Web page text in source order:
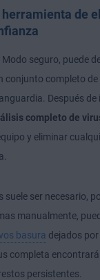
herramienta de
Modo seguro, puede
conjunto completo
Después
completo de
y eliminar
suele ser necesario,
manualmente,
basura dejados
completa
persistentes.